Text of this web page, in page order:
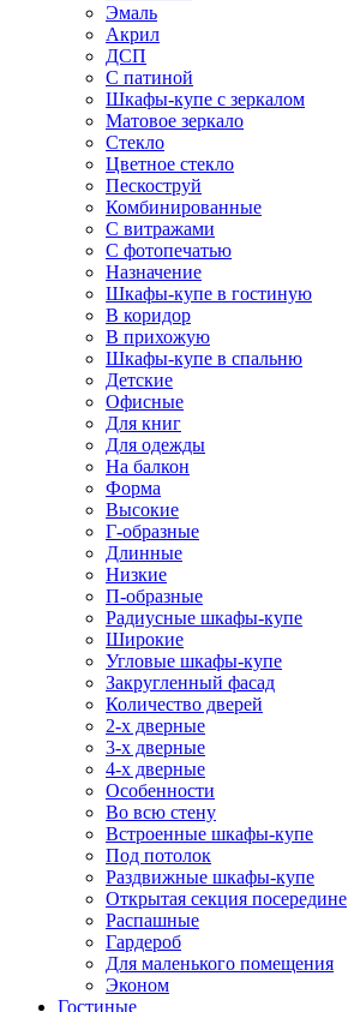
Эмаль
Акрил
ДСП
С патиной
Шкафы-купе с зеркалом
Матовое зеркало
Стекло
Цветное стекло
Пескоструй
Комбинированные
С витражами
С фотопечатью
Назначение
Шкафы-купе в гостиную
В коридор
В прихожую
Шкафы-купе в спальню
Детские
Офисные
Для книг
Для одежды
На балкон
Форма
Высокие
Г-образные
Длинные
Низкие
П-образные
Радиусные шкафы-купе
Широкие
Угловые шкафы-купе
Закругленный фасад
Количество дверей
2-х дверные
3-х дверные
4-х дверные
Особенности
Во всю стену
Встроенные шкафы-купе
Под потолок
Раздвижные шкафы-купе
Открытая секция посередине
Распашные
Гардероб
Для маленького помещения
Эконом
Гостиные